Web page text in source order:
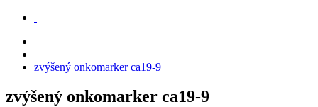
zvýšený onkomarker ca19-9
zvýšený onkomarker ca19-9